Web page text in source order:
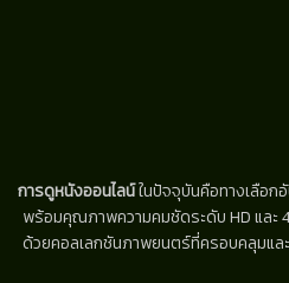
การดูหนังออนไลน์ในปัจจุบันคือทางเลือก
พร้อมคุณภาพความคมชัดระดับ HD และ
ด้วยคอลเลกชันภาพยนตร์ที่ครอบคลุมแล